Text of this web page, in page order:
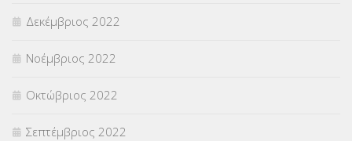
Δεκέμβριος 2022
Νοέμβριος 2022
Οκτώβριος 2022
Σεπτέμβριος 2022